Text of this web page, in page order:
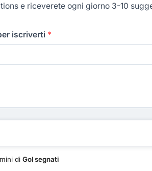
e riceverete ogni giorno 3-10
iscriverti *
diGol segnati